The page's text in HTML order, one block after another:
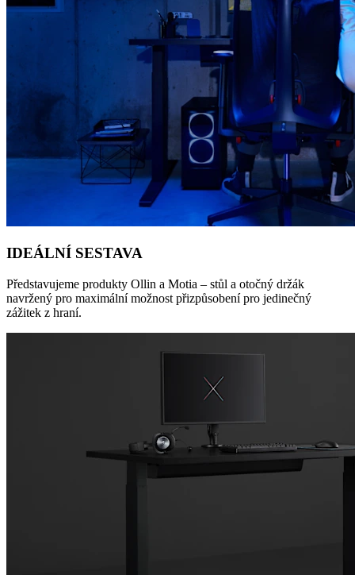
IDEÁLNÍ SESTAVA
Představujeme produkty Ollin a Motia – stůl a otočný držák
navržený pro maximální možnost přizpůsobení pro jedinečný
zážitek z hraní.